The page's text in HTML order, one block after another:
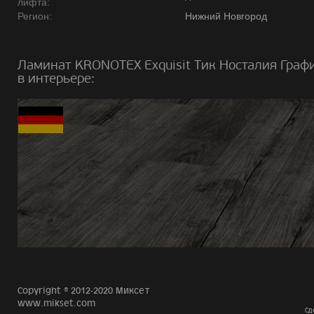
Регион:
Нижний Новгород
Ламинат KRONOTEX Exquisit Тик Носталия
в интерьере:
Copyright © 2012-2020 Миксет
www.mikset.com